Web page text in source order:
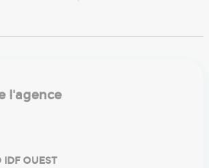
l'agence
IDF OUEST